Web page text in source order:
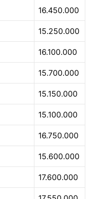
16.450.000
15.250.000
16.100.000
15.700.000
15.150.000
15.100.000
16.750.000
15.600.000
17.600.000